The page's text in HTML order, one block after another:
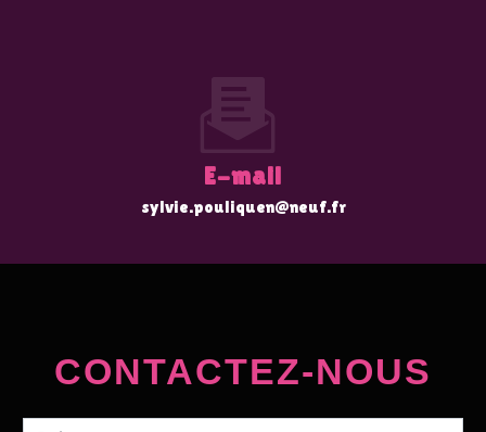
E-mail
sylvie.pouliquen@neuf.fr
CONTACTEZ-NOUS